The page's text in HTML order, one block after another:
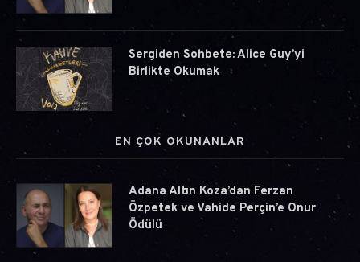
Sergiden Sohbete: Alice Guy’yi
Birlikte Okumak
EN ÇOK OKUNANLAR
Adana Altın Koza’dan Ferzan
Özpetek ve Vahide Perçin’e Onur
Ödülü